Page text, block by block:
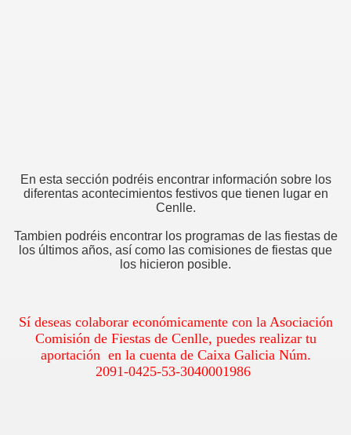
En esta sección podréis encontrar información sobre los
diferentas acontecimientos festivos que tienen lugar en
Cenlle.
Tambien podréis encontrar los programas de las fiestas de
los últimos años, así como las comisiones de fiestas que
los hicieron posible.
Sí deseas colaborar económicamente con la Asociación
Comisión de Fiestas de Cenlle, puedes realizar tu
aportación en la cuenta de Caixa Galicia Núm.
2091-0425-53-3040001986